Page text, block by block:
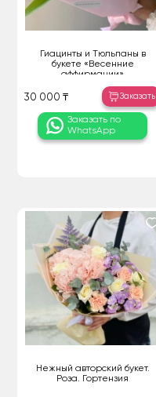
Гиацинты и Тюльпаны в
букете «Весенние
аффирмации»
30 000 ₸ Заказать
Заказать по
WhatsApp
Нежный авторский букет.
Роза. Гортензия